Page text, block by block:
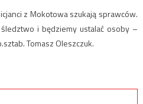
z Mokotowa szukają sprawców.
i będziemy ustalać osoby –
Tomasz Oleszczuk.